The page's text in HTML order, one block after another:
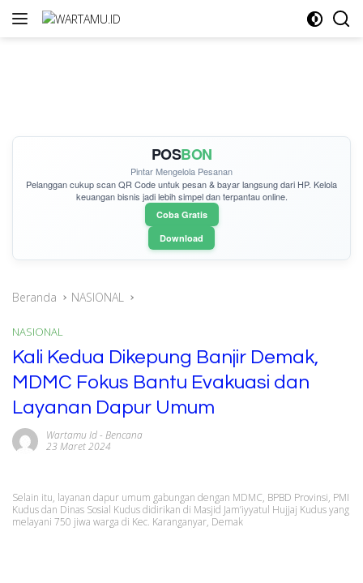
Langsung
POSBON
Pintar Mengelola Pesanan
Pelanggan cukupscan QR Codeuntuk pesan & bayar langsung dari HP. Kelola
keuangan bisnis jadi lebih simpel dan terpantau online.
Coba Gratis
Download
Beranda NASIONAL
NASIONAL
Kali Kedua Dikepung Banjir Demak,
MDMC Fokus Bantu Evakuasi dan
Layanan Dapur Umum
Wartamu Id- Bencana
23 Maret 2024
Selain itu, layanan dapur umum gabungan dengan MDMC, BPBD Provinsi, PMI
Kudus dan Dinas Sosial Kudus didirikan di Masjid Jam’iyyatul Hujjaj Kudus yang
melayani 750 jiwa warga di Kec. Karanganyar, Demak